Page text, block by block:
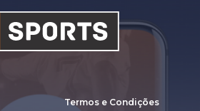
Termos e Condições